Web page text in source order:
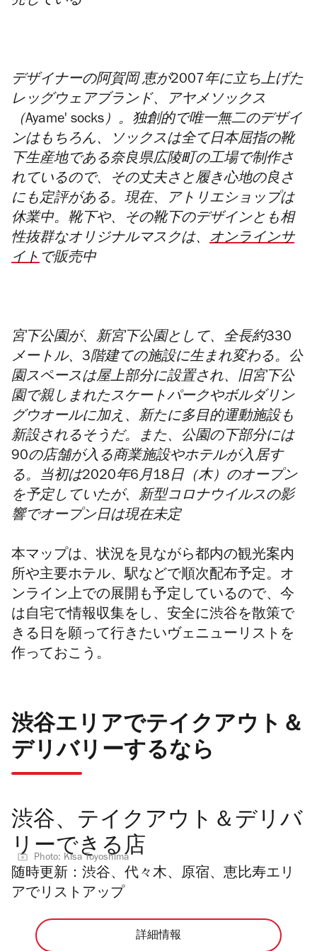
デザイナーの阿賀岡 恵が2007年に立ち上げた
レッグウェアブランド、アヤメソックス
（Ayame' socks）。独創的で唯一無二のデザイ
ンはもちろん、ソックスは全て日本屈指の靴
下生産地である奈良県広陵町の工場で制作さ
れているので、その丈夫さと履き心地の良さ
にも定評がある。現在、アトリエショップは
休業中。靴下や、その靴下のデザインとも相
性抜群なオリジナルマスクは、 オンラインサ
イト で販売中
宮下公園が、新宮下公園として、全長約330
メートル、3階建ての施設に生まれ変わる。公
園スペースは屋上部分に設置され、旧宮下公
園で親しまれたスケートパークやボルダリン
グウオールに加え、新たに多目的運動施設も
新設されるそうだ。また、公園の下部分には
90の店舗が入る商業施設やホテルが入居す
る。当初は2020年6月18日（木）のオープン
を予定していたが、新型コロナウイルスの影
響でオープン日は現在未定
本マップは、状況を見ながら都内の観光案内
所や主要ホテル、駅などで順次配布予定。オ
ンライン上での展開も予定しているので、今
は自宅で情報収集をし、安全に渋谷を散策で
きる日を願って行きたいヴェニューリストを
作っておこう。
渋谷エリアでテイクアウト＆
デリバリーするなら
渋谷、テイクアウト＆デリバ
リーできる店
Photo: Kisa Toyoshima
随時更新：渋谷、代々木、原宿、恵比寿エリ
アでリストアップ
詳細情報